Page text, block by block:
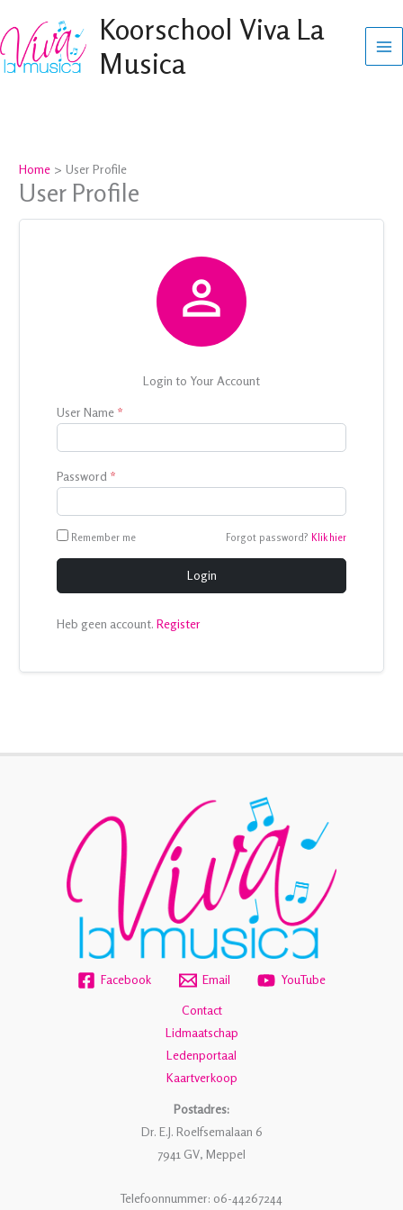
naar
de
inhoud
Koorschool Viva La
Musica
Home User Profile
User Profile

Login to Your Account
User Name *
Password *
Remember me Forgot password? Klik hier
Login
Heb geen account.Register
Facebook Email YouTube
Contact
Lidmaatschap
Ledenportaal
Kaartverkoop
Postadres:
Dr. E.J. Roelfsemalaan 6
7941 GV, Meppel
Telefoonnummer: 06-44267244